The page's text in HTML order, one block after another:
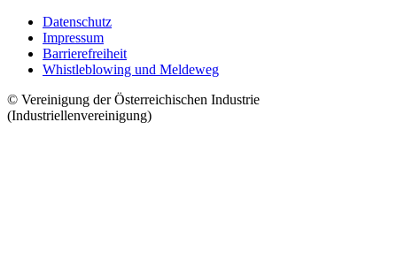
Datenschutz
Impressum
Barrierefreiheit
Whistleblowing und Meldeweg
© Vereinigung der Österreichischen Industrie
(Industriellenvereinigung)